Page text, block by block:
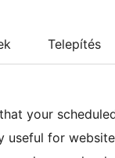
Telepítés
your
useful for